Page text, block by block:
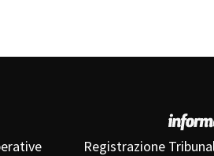
Registrazione